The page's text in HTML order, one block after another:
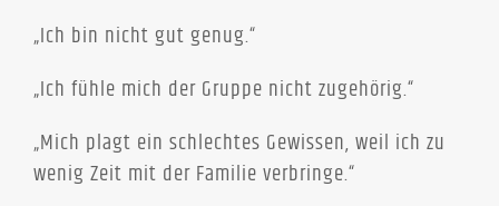
„Ich bin nicht gut genug.“
„Ich fühle mich der Gruppe nicht zugehörig.“
„Mich plagt ein schlechtes Gewissen, weil ich zu
wenig Zeit mit der Familie verbringe.“